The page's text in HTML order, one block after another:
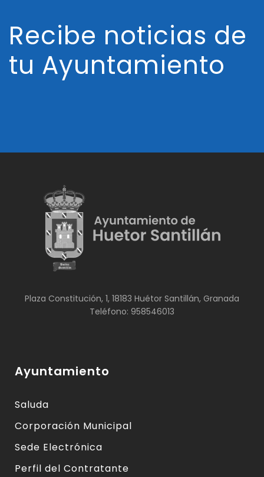
Recibe noticias de
tu Ayuntamiento
Plaza Constitución, 1, 18183 Huétor Santillán, Granada
Teléfono: 958546013
Ayuntamiento
Saluda
Corporación Municipal
Sede Electrónica
Perfil del Contratante